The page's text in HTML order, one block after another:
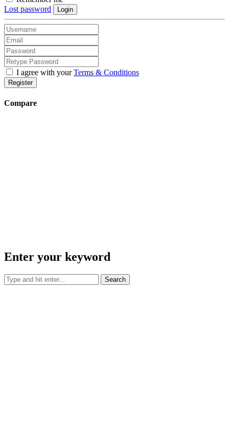
Lost password
Login
I agree with yourTerms & Conditions
Register
Compare
Enter your keyword
Search